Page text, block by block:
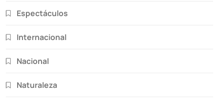
Espectáculos
Internacional
Nacional
Naturaleza